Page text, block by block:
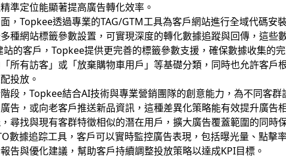
準定位能顯著提高廣告轉化效率。
，Topkee透過專業的TAG/GTM工具為客戶網站進行全域代碼安
種網站標籤參數設置，可實現深度的轉化數據追蹤與回傳，這
站的客戶，Topkee提供更完善的標籤參數支援，確保數據收集的
所有訪客」或「放棄購物車用戶」等基礎分類，同時也允許客
投放。
段，Topkee結合AI技術與專業營銷團隊的創意能力，為不同客
告，或向老客戶推送新品資訊，這種差異化策略能有效提升廣
尋找與現有客群特徵相似的潛在用戶，擴大廣告覆蓋範圍的同時
數據追踪工具，客戶可以實時監控廣告表現，包括曝光量、點擊
告與優化建議，幫助客戶持續調整投放策略以達成KPI目標。